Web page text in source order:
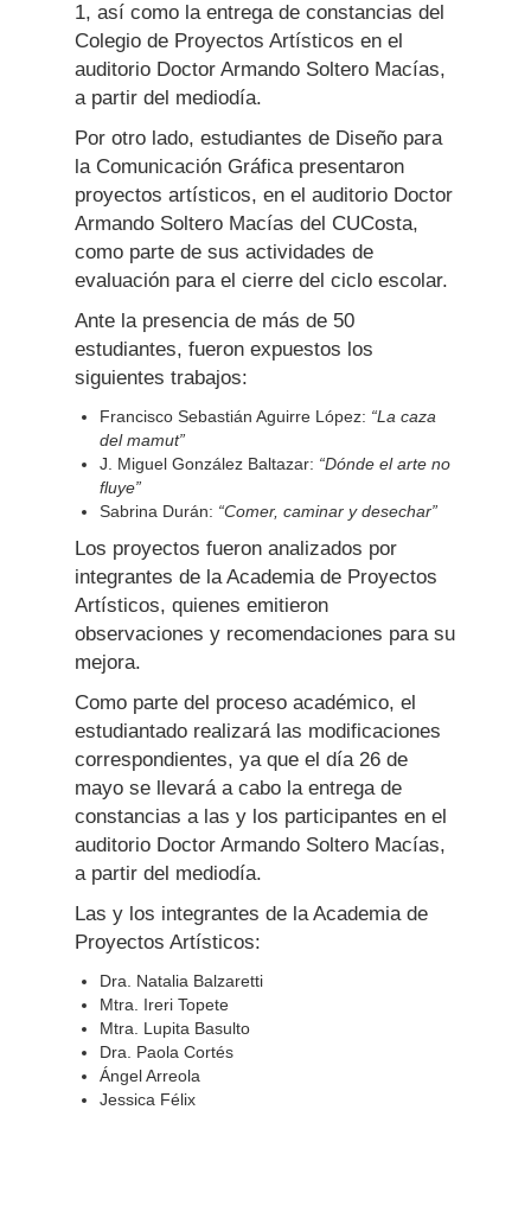
1, así como la entrega de constancias del
Colegio de Proyectos Artísticos en el
auditorio Doctor Armando Soltero Macías,
a partir del mediodía.
Por otro lado, estudiantes de Diseño para
la Comunicación Gráfica presentaron
proyectos artísticos, en el auditorio Doctor
Armando Soltero Macías del CUCosta,
como parte de sus actividades de
evaluación para el cierre del ciclo escolar.
Ante la presencia de más de 50
estudiantes, fueron expuestos los
siguientes trabajos:
Francisco Sebastián Aguirre López: “La caza
del mamut”
J. Miguel González Baltazar: “Dónde el arte no
fluye”
Sabrina Durán: “Comer, caminar y desechar”
Los proyectos fueron analizados por
integrantes de la Academia de Proyectos
Artísticos, quienes emitieron
observaciones y recomendaciones para su
mejora.
Como parte del proceso académico, el
estudiantado realizará las modificaciones
correspondientes, ya que el día 26 de
mayo se llevará a cabo la entrega de
constancias a las y los participantes en el
auditorio Doctor Armando Soltero Macías,
a partir del mediodía.
Las y los integrantes de la Academia de
Proyectos Artísticos:
Dra. Natalia Balzaretti
Mtra. Ireri Topete
Mtra. Lupita Basulto
Dra. Paola Cortés
Ángel Arreola
Jessica Félix